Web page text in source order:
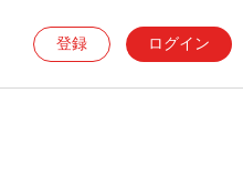
登録 ログイン